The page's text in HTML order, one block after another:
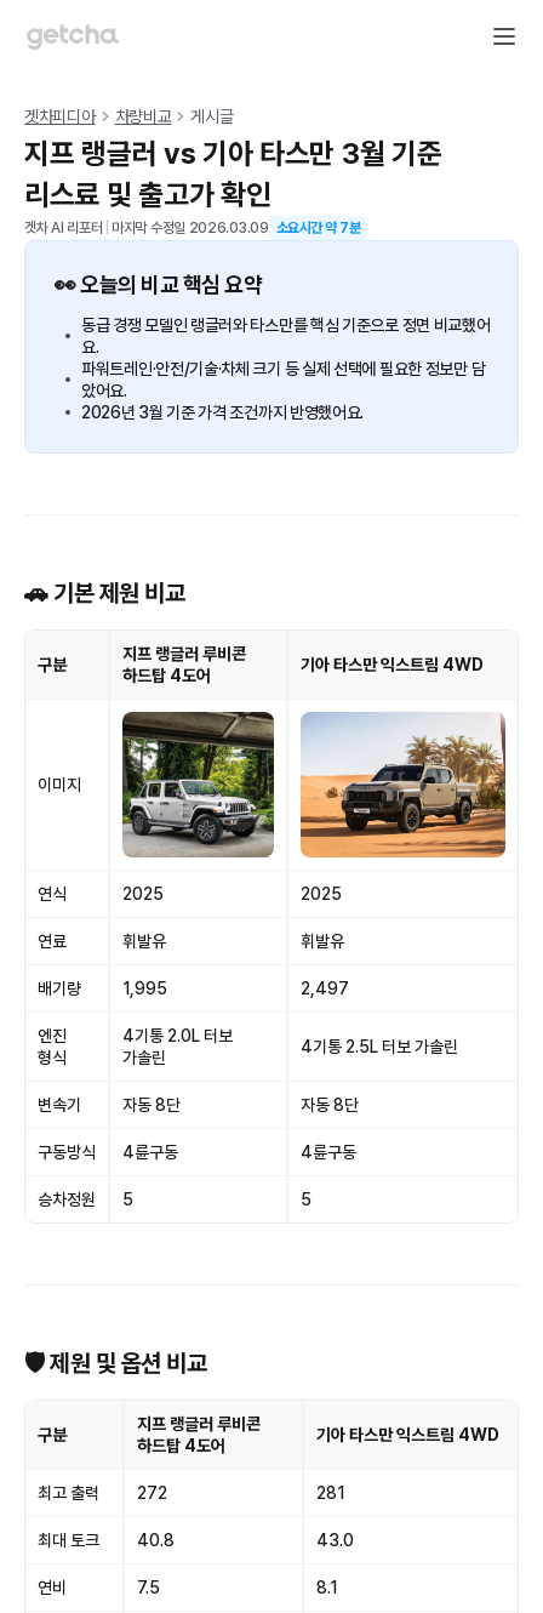
겟차피디아 차량비교 게시글
지프 랭글러 vs 기아 타스만 3월 기준
리스료 및 출고가 확인
겟차 AI 리포터 마지막 수정일 2026.03.09 소요시간 약7분
👀 오늘의 비교 핵심 요약
동급 경쟁 모델인 랭글러와 타스만를 핵심 기준으로 정면 비교했어
요.
파워트레인·안전/기술·차체 크기 등 실제 선택에 필요한 정보만 담
았어요.
2026년 3월 기준 가격 조건까지 반영했어요.
🚗 기본 제원 비교
구분
지프 랭글러 루비콘
하드탑 4도어
기아 타스만 익스트림 4WD
이미지
연식 2025 2025
연료 휘발유 휘발유
배기량 1,995 2,497
엔진
형식
4기통 2.0L 터보
가솔린
4기통 2.5L 터보 가솔린
변속기 자동 8단 자동 8단
구동방식 4륜구동 4륜구동
승차정원 5 5
🛡 제원 및 옵션 비교
구분
지프 랭글러 루비콘
하드탑 4도어
기아 타스만 익스트림 4WD
최고 출력 272 281
최대 토크 40.8 43.0
연비 7.5 8.1